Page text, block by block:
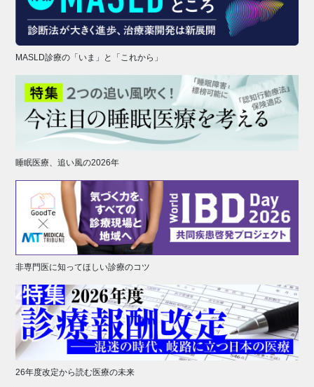
MASLD診療の「いま」と「これから」
睡眠医療、追い風の2026年
非専門医に知ってほしい診療のコツ
26年度改定から読む医療の未来